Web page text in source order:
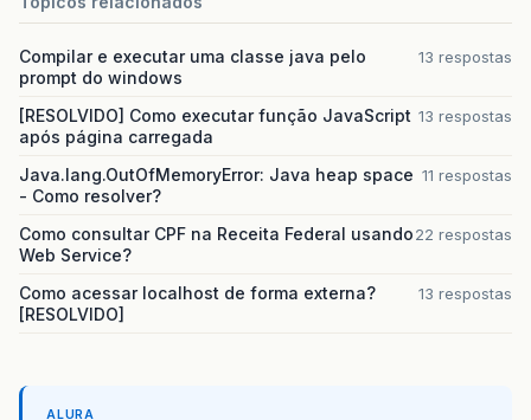
Compilar e executar uma classe java pelo
prompt do windows
13 respostas
[RESOLVIDO] Como executar função JavaScript
após página carregada
13 respostas
Java.lang.OutOfMemoryError: Java heap space
- Como resolver?
11 respostas
Como consultar CPF na Receita Federal usando
Web Service?
22 respostas
Como acessar localhost de forma externa?
[RESOLVIDO]
13 respostas
ALURA